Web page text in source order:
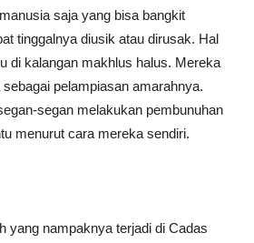
saja yang bisa bangkit
tinggalnya diusik atau dirusak. Hal
di kalangan makhlus halus. Mereka
pelampiasan amarahnya.
segan melakukan pembunuhan
menurut cara mereka sendiri.
yang nampaknya terjadi di Cadas